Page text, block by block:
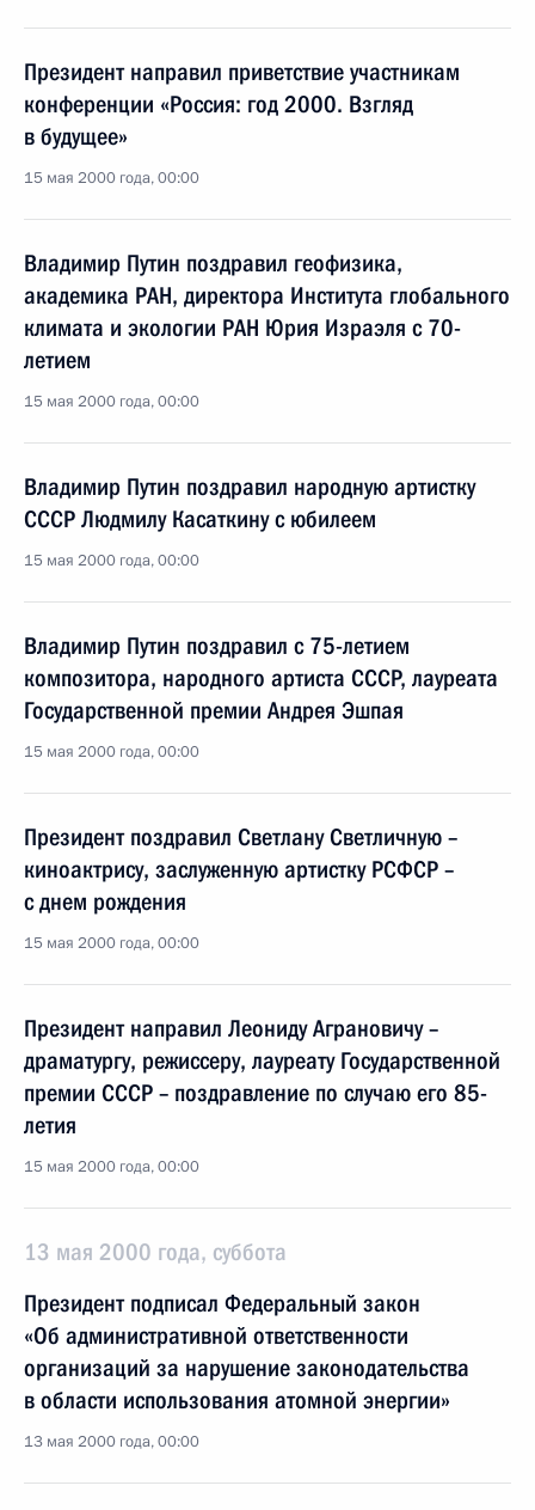
Президент направил приветствие участникам
конференции «Россия: год 2000. Взгляд
в будущее»
15 мая 2000 года, 00:00
Владимир Путин поздравил геофизика,
академика РАН, директора Института глобального
климата и экологии РАН Юрия Израэля с 70-
летием
15 мая 2000 года, 00:00
Владимир Путин поздравил народную артистку
СССР Людмилу Касаткину с юбилеем
15 мая 2000 года, 00:00
Владимир Путин поздравил с 75-летием
композитора, народного артиста СССР, лауреата
Государственной премии Андрея Эшпая
15 мая 2000 года, 00:00
Президент поздравил Светлану Светличную –
киноактрису, заслуженную артистку РСФСР –
с днем рождения
15 мая 2000 года, 00:00
Президент направил Леониду Аграновичу –
драматургу, режиссеру, лауреату Государственной
премии СССР – поздравление по случаю его 85-
летия
15 мая 2000 года, 00:00
13 мая 2000 года, суббота
Президент подписал Федеральный закон
«Об административной ответственности
организаций за нарушение законодательства
в области использования атомной энергии»
13 мая 2000 года, 00:00